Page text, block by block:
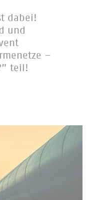
dabei!
und
–
teil!